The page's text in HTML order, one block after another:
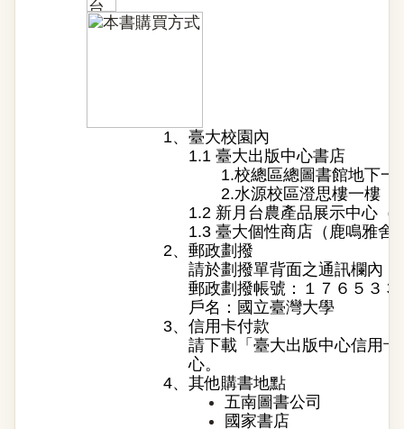
1、 臺大校園內
1.1 臺大出版中心書店
1.校總區總圖書館地下一
2.水源校區澄思樓一樓
1.2 新月台農產品展示中心
1.3 臺大個性商店（鹿鳴雅舍
2、 郵政劃撥
請於劃撥單背面之通訊欄內
郵政劃撥帳號：１７６５３３
戶名：國立臺灣大學
3、 信用卡付款
請下載「 臺大出版中心信用卡
心。
4、 其他購書地點
五南圖書公司
國家書店